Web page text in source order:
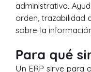
administrativa.
orden, trazabilidad
sobre la
Para qué
Un ERP sirve para